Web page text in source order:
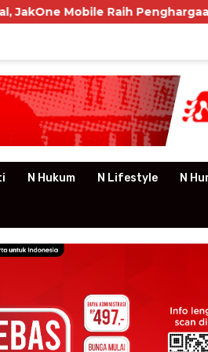
Raih Penghargaan Nasional
N Hukum N Lifestyle N